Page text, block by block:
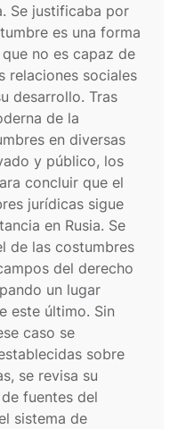
Se justificaba por
es una forma
no es capaz de
relaciones sociales
desarrollo. Tras
de la
en diversas
y público, los
concluir que el
jurídicas sigue
en Rusia. Se
de las costumbres
del derecho
un lugar
este último. Sin
caso se
sobre
se revisa su
fuentes del
sistema de